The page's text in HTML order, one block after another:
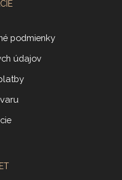
podmienky
údajov